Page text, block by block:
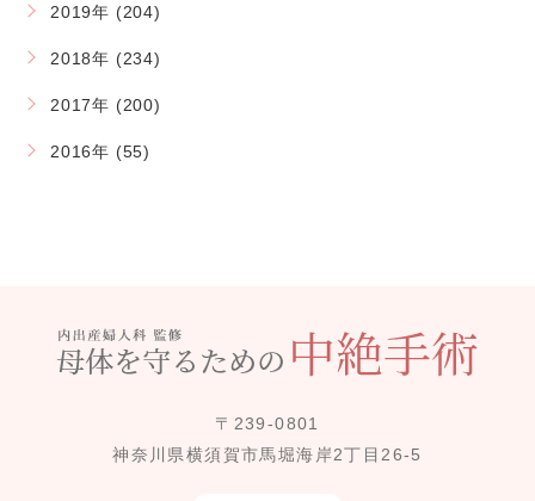
2019年 (204)
2018年 (234)
2017年 (200)
2016年 (55)
〒239-0801
神奈川県横須賀市馬堀海岸2丁目26-5